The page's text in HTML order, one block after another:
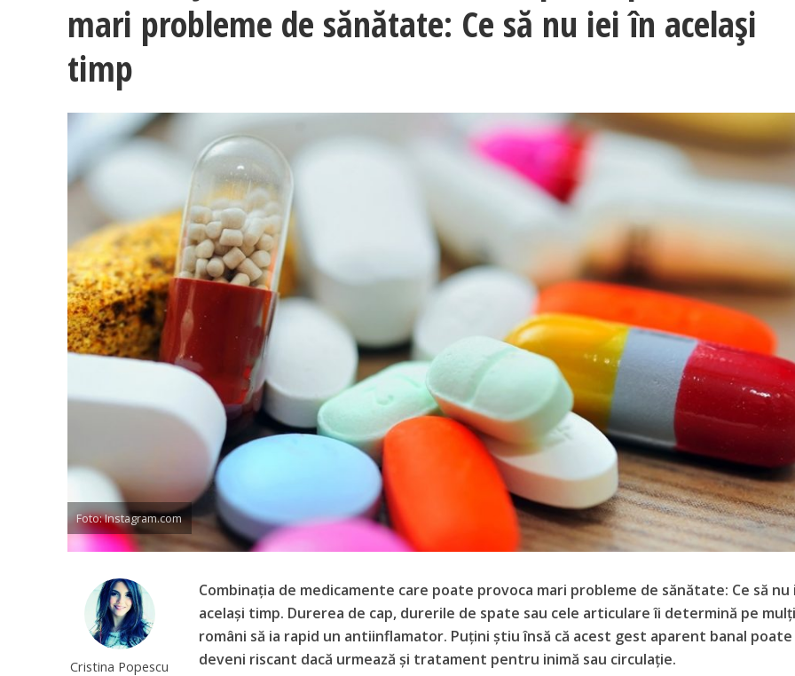
mari probleme de sănătate: Ce să nu iei în același
timp
Foto: Instagram.com
Cristina Popescu
Combinația de medicamente care poate provoca mari probleme de sănătate: Ce să nu
același timp. Durerea de cap, durerile de spate sau cele articulare îi determină pe mulți
români să ia rapid un antiinflamator. Puțini știu însă că acest gest aparent banal poate
deveni riscant dacă urmează și tratament pentru inimă sau circulație.